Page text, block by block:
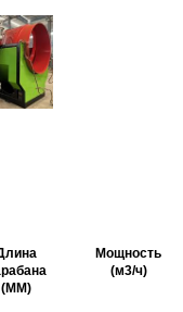
(MM)
Мощность
(м3/ч)